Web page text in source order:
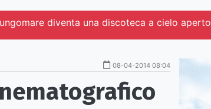
diventa una discoteca a cielo aperto
08-04-2014 08:04